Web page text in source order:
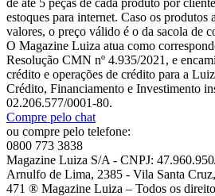
estoques para internet. Caso os produtos
valores, o preço válido é o da sacola de
O Magazine Luiza atua como
Resolução CMN nº 4.935/2021, e
crédito e operações de crédito para a
Crédito, Financiamento e Investimento
02.206.577/0001-80.
Compre pelo chat
ou compre pelo telefone:
0800 773 3838
Magazine Luiza S/A - CNPJ:
Arnulfo de Lima, 2385 - Vila Santa
471 ® Magazine Luiza – Todos os